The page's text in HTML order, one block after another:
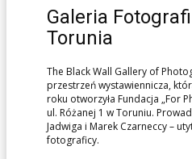
Galeria
Torunia
The Black Wall Gallery of
przestrzeń wystawiennicza,
roku otworzyła Fundacja „For
ul. Różanej 1 w Toruniu.
Jadwiga i Marek Czarneccy –
fotograficy.